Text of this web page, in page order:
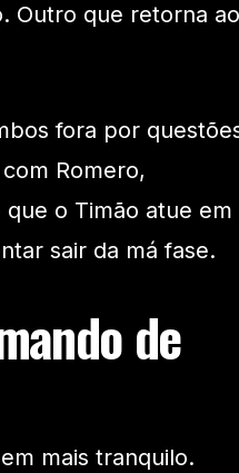
Outro que retorna ao
fora por
Romero,
o Timão atue em
sair da má fase.
de
mais tranquilo.